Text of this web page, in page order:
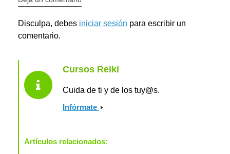
Disculpa, debes iniciar sesión para escribir un
comentario.
Cursos Reiki
Cuida de ti y de los tuy@s.
Infórmate
Artículos relacionados: